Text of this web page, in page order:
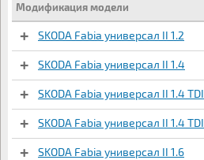
Модификация модели
SKODA Fabia универсал II 1.2
SKODA Fabia универсал II 1.4
SKODA Fabia универсал II 1.4 TDI
SKODA Fabia универсал II 1.4 TDI
SKODA Fabia универсал II 1.6